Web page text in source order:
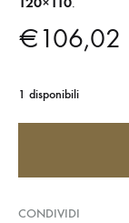
€106,02
1 disponibili
CONDIVIDI